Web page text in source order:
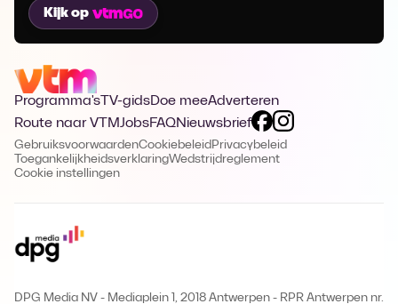
Kijk op
Programma's TV-gidsDoe meeAdverteren
Route naar VTMJobsFAQNieuwsbrief
GebruiksvoorwaardenCookiebeleid Privacybeleid
ToegankelijkheidsverklaringWedstrijdreglement
Cookie instellingen
DPG Media NV - Mediaplein 1, 2018 Antwerpen - RPR Antwerpen nr.